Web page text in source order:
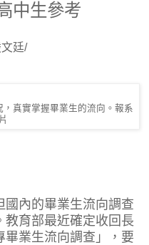
中生參考
廷/
真實掌握畢業生的流向。報系
國內的畢業生流向調查
教育部最近確定收回長
業生流向調查」，要